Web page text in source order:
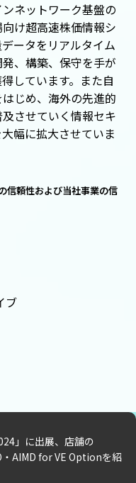
ネットワーク基盤の
け超高速株価情報シ
ータをリアルタイム
、構築、保守を手が
しています。また自
じめ、海外の先進的
させていく情報セキ
幅に拡大させていま
信頼性および当社事業の信
ブ
」に出展、店舗の
・AIMD for VE Optionを紹